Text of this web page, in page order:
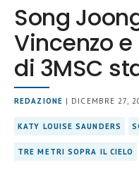
Song
Vincenzo
di 3MSC
REDAZIONE | DICEMBRE 27,
KATY LOUISE SAUNDERS
TRE METRI SOPRA IL CIELO